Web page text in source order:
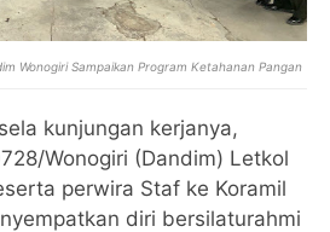
Wonogiri Sampaikan Program Ketahanan Pangan
kunjungan kerjanya,
Wonogiri (Dandim) Letkol
perwira Staf ke Koramil
diri bersilaturahmi